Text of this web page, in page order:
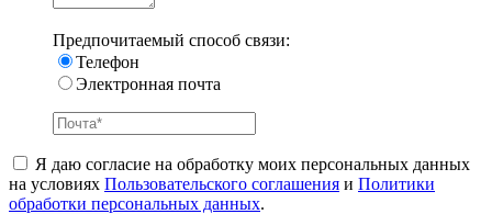
Предпочитаемый способ связи:
Телефон
Электронная почта
Я даю согласие на обработку моих персональных данных
на условиях Пользовательского соглашения и Политики
обработки персональных данных.